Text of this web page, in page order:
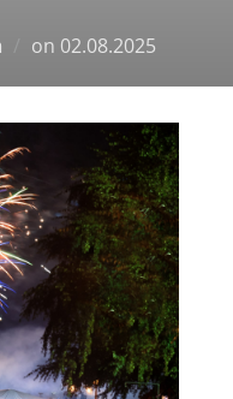
on Posted
02.08.2025